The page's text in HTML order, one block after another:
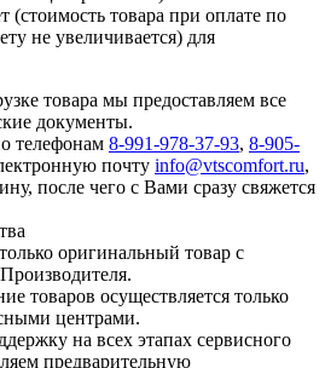
(стоимость товара при оплате по
не увеличивается) для
товара мы предоставляем все
документы.
телефонам 8-991-978-37-93, 8-905-
почту info@vtscomfort.ru,
после чего с Вами сразу свяжется
оригинальный товар с
товаров осуществляется только
центрами.
на всех этапах сервисного
предварительную